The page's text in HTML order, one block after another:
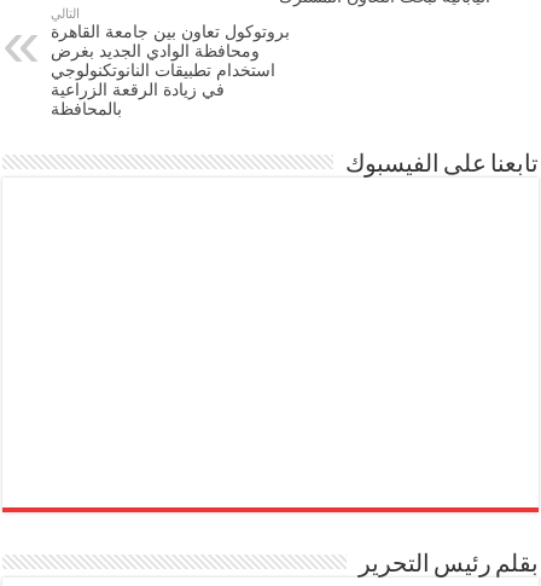
التالي
بروتوكول تعاون بين جامعة القاهرة
ومحافظة الوادي الجديد بغرض
استخدام تطبيقات النانوتكنولوجي
في زيادة الرقعة الزراعية
بالمحافظة
تابعنا على الفيسبوك
بقلم رئيس التحرير